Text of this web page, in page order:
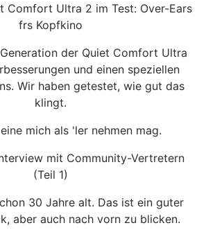
Comfort Ultra 2 im Test: Over-Ears
frs Kopfkino
der Quiet Comfort Ultra
und einen speziellen
Wir haben getestet, wie gut das
klingt.
mich als 'ler nehmen mag.
mit Community-Vertretern
(Teil 1)
30 Jahre alt. Das ist ein guter
aber auch nach vorn zu blicken.